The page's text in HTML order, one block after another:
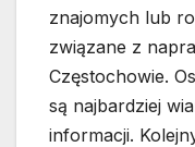
znajomych lub
związane z
Częstochowie.
są najbardziej
informacji.